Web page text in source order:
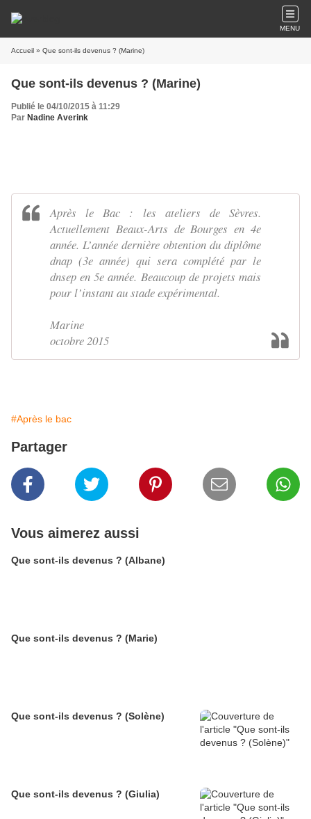
MENU
Accueil » Que sont-ils devenus ? (Marine)
Que sont-ils devenus ? (Marine)
Publié le 04/10/2015 à 11:29
Par Nadine Averink
Après le Bac : les ateliers de Sèvres.
Actuellement Beaux-Arts de Bourges en 4e
année. L’année dernière obtention du diplôme
dnap (3e année) qui sera complété par le
dnsep en 5e année. Beaucoup de projets mais
pour l’instant au stade expérimental.
Marine
octobre 2015
#Après le bac
Partager
Vous aimerez aussi
Que sont-ils devenus ? (Albane)
Que sont-ils devenus ? (Marie)
Que sont-ils devenus ? (Solène)
Que sont-ils devenus ? (Giulia)